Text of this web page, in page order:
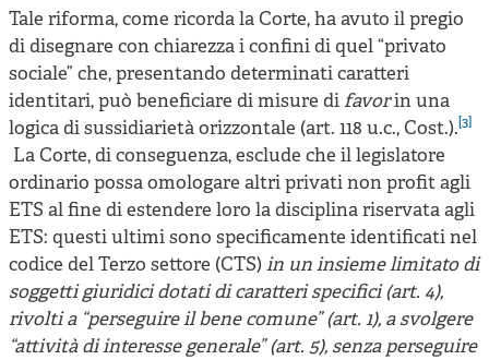
Tale riforma, come ricorda la Corte, ha avuto il pregio
di disegnare con chiarezza i confini di quel “privato
sociale” che, presentando determinati caratteri
identitari, può beneficiare di misure difavorin una
logica di sussidiarietà orizzontale (art. 118 u.c., Cost.).[3]
La Corte, di conseguenza, esclude che il legislatore
ordinario possa omologare altri privati non profit agli
ETS al fine di estendere loro la disciplina riservata agli
ETS: questi ultimi sono specificamente identificati nel
codice del Terzo settore (CTS)in un insieme limitato di
soggetti giuridici dotati di caratteri specifici (art. 4),
rivolti a “perseguire il bene comune” (art. 1), a svolgere
“attività di interesse generale” (art. 5), senza perseguire